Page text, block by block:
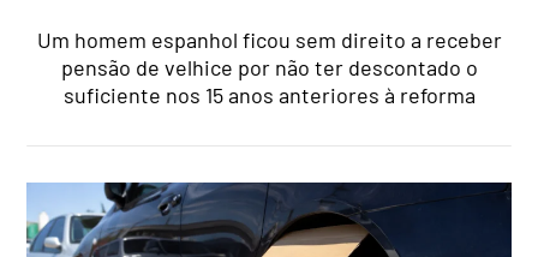
Um homem espanhol ficou sem direito a receber
pensão de velhice por não ter descontado o
suficiente nos 15 anos anteriores à reforma